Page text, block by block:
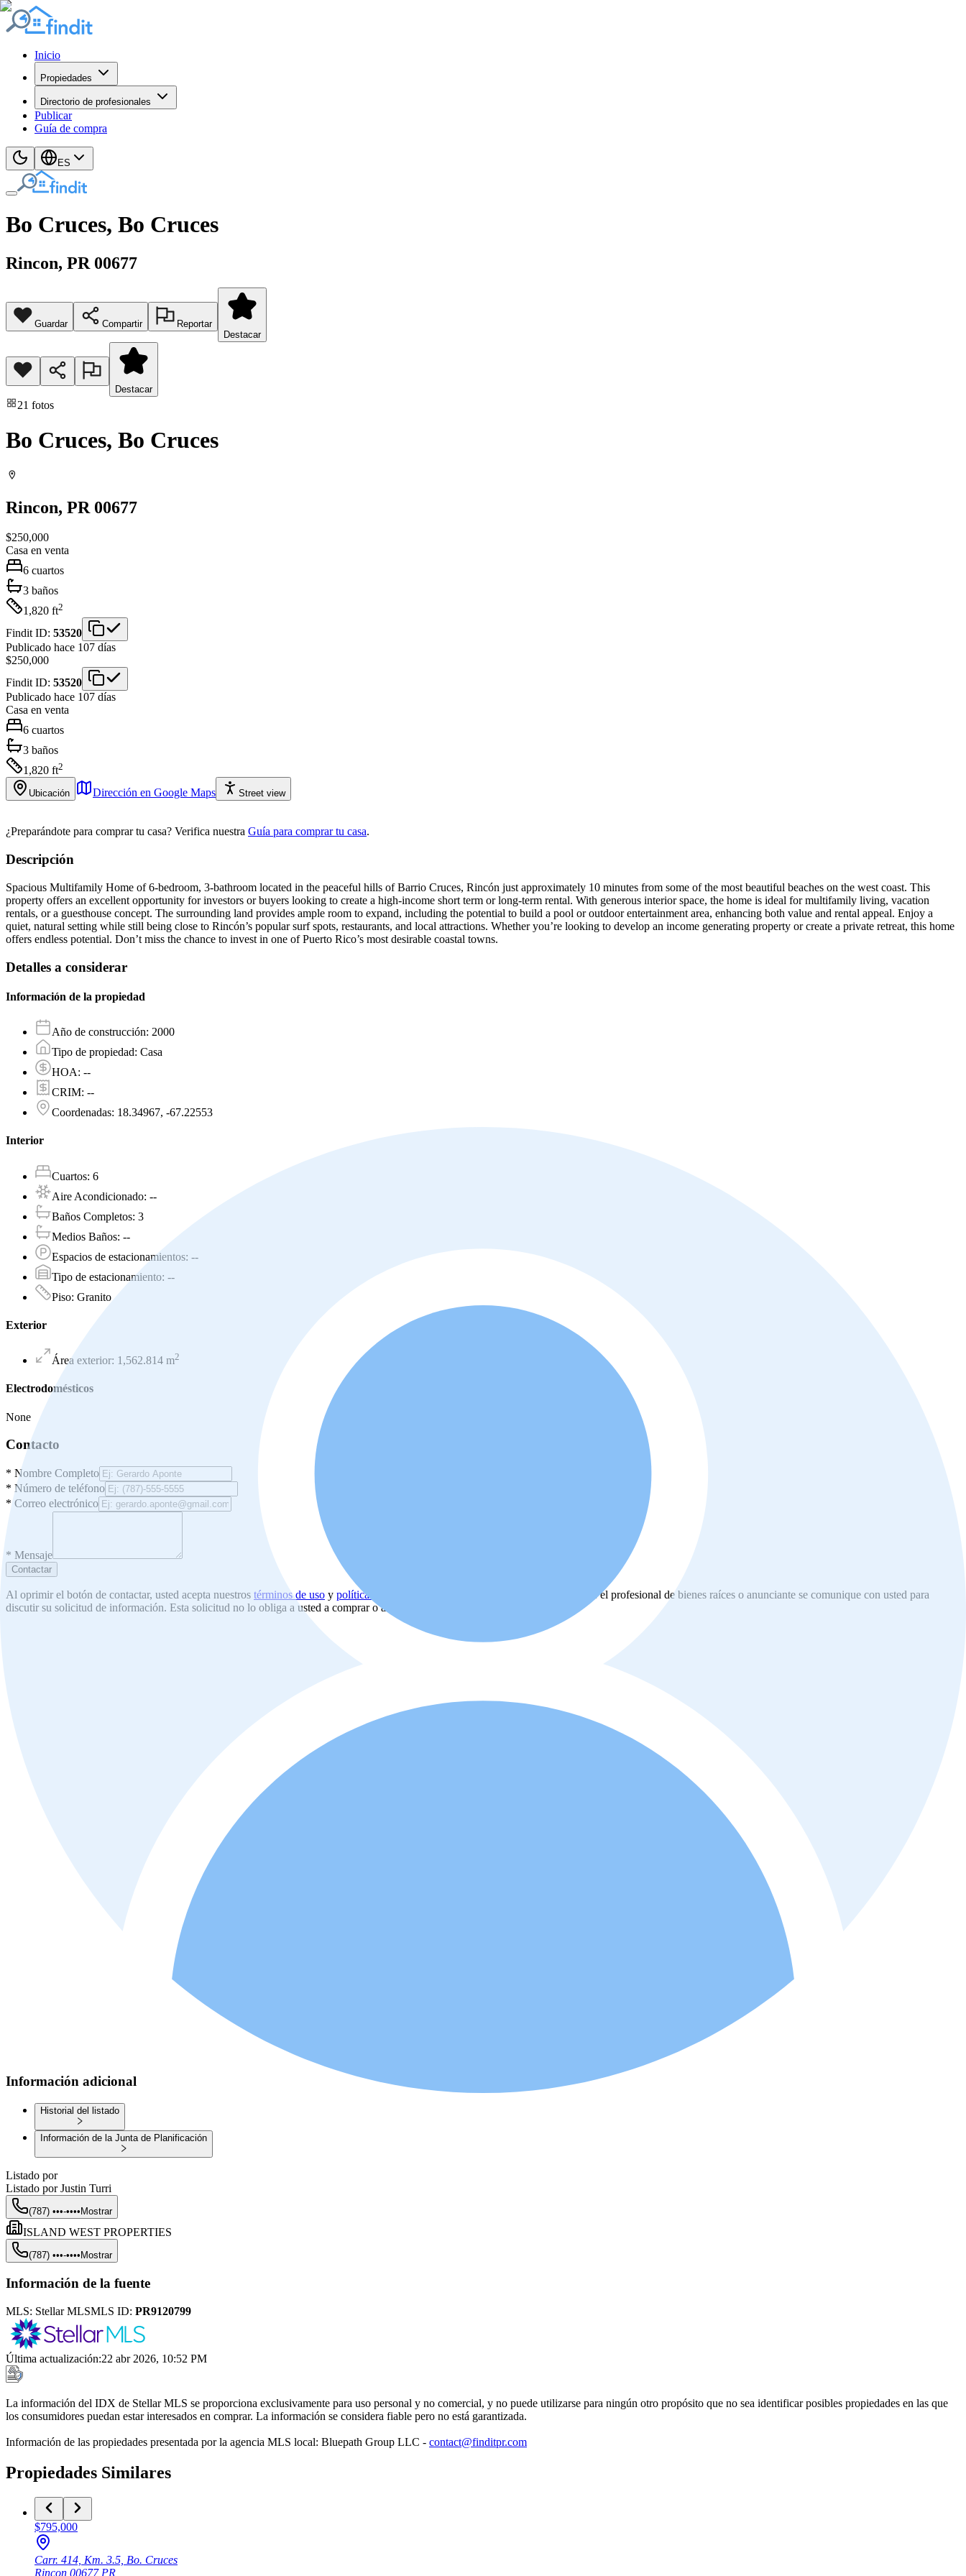
Inicio
Propiedades
Directorio de profesionales
Publicar
Guía de compra
ES
Bo Cruces, Bo Cruces
Rincon, PR 00677
Guardar Compartir
Reportar
Destacar
Destacar
21 fotos
Bo Cruces, Bo Cruces
Rincon, PR 00677
$250,000
Casa en venta
6 cuartos
3 baños
1,820 ft2
Findit ID: 53520
Publicado hace 107 días
$250,000
Findit ID: 53520
Publicado hace 107 días
Casa en venta
6 cuartos
3 baños
1,820 ft2
Ubicación Dirección en Google Maps Street view
¿Preparándote para comprar tu casa? Verifica nuestra Guía para comprar tu casa.
Descripción
Spacious Multifamily Home of 6-bedroom, 3-bathroom located in the peaceful hills of Barrio Cruces, Rincón just approximately 10 minutes from some of the most beautiful beaches on the west coast. This
property offers an excellent opportunity for investors or buyers looking to create a high-income short term or long-term rental. With generous interior space, the home is ideal for multifamily living, vacation
rentals, or a guesthouse concept. The surrounding land provides ample room to expand, including the potential to build a pool or outdoor entertainment area, enhancing both value and rental appeal. Enjoy a
quiet, natural setting while still being close to Rincón’s popular surf spots, restaurants, and local attractions. Whether you’re looking to develop an income generating property or create a private retreat, this home
offers endless potential. Don’t miss the chance to invest in one of Puerto Rico’s most desirable coastal towns.
Detalles a considerar
Información de la propiedad
Año de construcción: 2000
Tipo de propiedad: Casa
HOA: --
CRIM: --
Coordenadas: 18.34967, -67.22553
Interior
Cuartos: 6
Aire Acondicionado: --
Baños Completos: 3
Medios Baños: --
Espacios de estacionamientos: --
Tipo de estacionamiento: --
Piso: Granito
Exterior
Área exterior: 1,562.814 m2
Electrodomésticos
None
Contacto
* Nombre Completo
* Número de teléfono
* Correo electrónico
* Mensaje
Contactar
Al oprimir el botón de contactar, usted acepta nuestros términos de uso y política de privacidad
. Además, usted está de acuerdo que el profesional de bienes raíces o anunciante se comunique con usted para
discutir su solicitud de información. Esta solicitud no lo obliga a usted a comprar o alquilar la propiedad.
Información adicional
Historial del listado
Información de la Junta de Planificación
Listado por
Listado por Justin Turri
(787) •••-••••Mostrar
ISLAND WEST PROPERTIES
(787) •••-••••Mostrar
Información de la fuente
MLS: Stellar MLSMLS ID: PR9120799
Última actualización:22 abr 2026, 10:52 PM
La información del IDX de Stellar MLS se proporciona exclusivamente para uso personal y no comercial, y no puede utilizarse para ningún otro propósito que no sea identificar posibles propiedades en las que
los consumidores puedan estar interesados en comprar. La información se considera fiable pero no está garantizada.
Información de las propiedades presentada por la agencia MLS local: Bluepath Group LLC - contact@finditpr.com
Propiedades Similares
$795,000
Carr. 414, Km. 3.5, Bo. Cruces
Rincon 00677PR